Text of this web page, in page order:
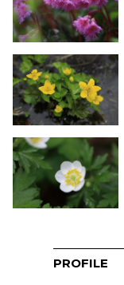
PROFILE